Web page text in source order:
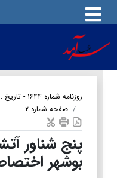
روزنامه شماره ۱۶۴۴ - تاریخ : ۱۴۰۲/۳/۴
صفحه شماره ۲
پنج شناور
بوشهر